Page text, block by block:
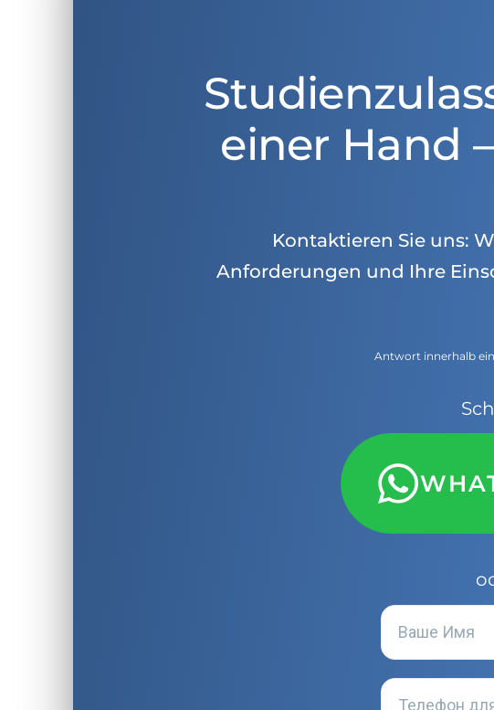
einer Hand
Kontaktieren Sie uns:
Anforderungen und Ihre
Antwort innerhalb